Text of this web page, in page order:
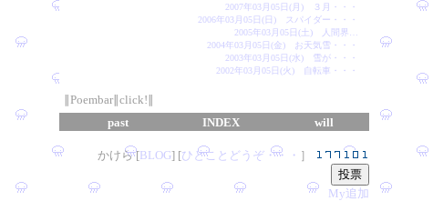
2007年03月05日(月) ３月・・・
2006年03月05日(日) スパイダー・・・
2005年03月05日(土) 人間界…
2004年03月05日(金) お天気雪・・・
2003年03月05日(水) 雪が・・・
2002年03月05日(火) 自転車・・・
∥Poembar∥click!∥
past
INDEX will
かけら [BLOG] [ひとことどうぞ・・・ ］
My追加